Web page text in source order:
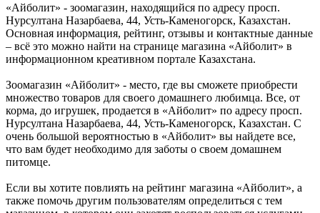
«Айболит» - зоомагазин, находящийся по адресу просп.
Нурсултана Назарбаева, 44, Усть-Каменогорск, Казахстан.
Основная информация, рейтинг, отзывы и контактные данные
– всё это можно найти на странице магазина «Айболит» в
информационном креативном портале Казахстана.
Зоомагазин «Айболит» - место, где вы сможете приобрести
множество товаров для своего домашнего любимца. Все, от
корма, до игрушек, продается в «Айболит» по адресу просп.
Нурсултана Назарбаева, 44, Усть-Каменогорск, Казахстан. С
очень большой вероятностью в «Айболит» вы найдете все,
что вам будет необходимо для заботы о своем домашнем
питомце.
Если вы хотите повлиять на рейтинг магазина «Айболит», а
также помочь другим пользователям определиться с тем